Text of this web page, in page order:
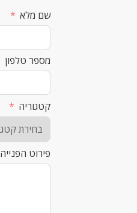
שם מלא
מספר טלפון
קטגוריה
פירוט הפנייה